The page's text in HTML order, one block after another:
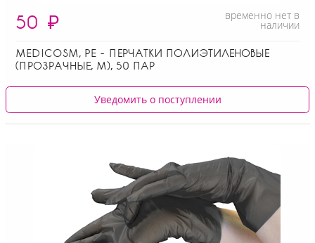
50 ₽ временно нет в
наличии
MEDICOSM, PE - ПЕРЧАТКИ ПОЛИЭТИЛЕНОВЫЕ
(ПРОЗРАЧНЫЕ, M), 50 ПАР
Уведомить о поступлении